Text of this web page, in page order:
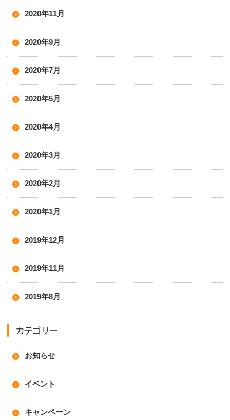
2020年11月
2020年9月
2020年7月
2020年5月
2020年4月
2020年3月
2020年2月
2020年1月
2019年12月
2019年11月
2019年8月
カテゴリー
お知らせ
イベント
キャンペーン